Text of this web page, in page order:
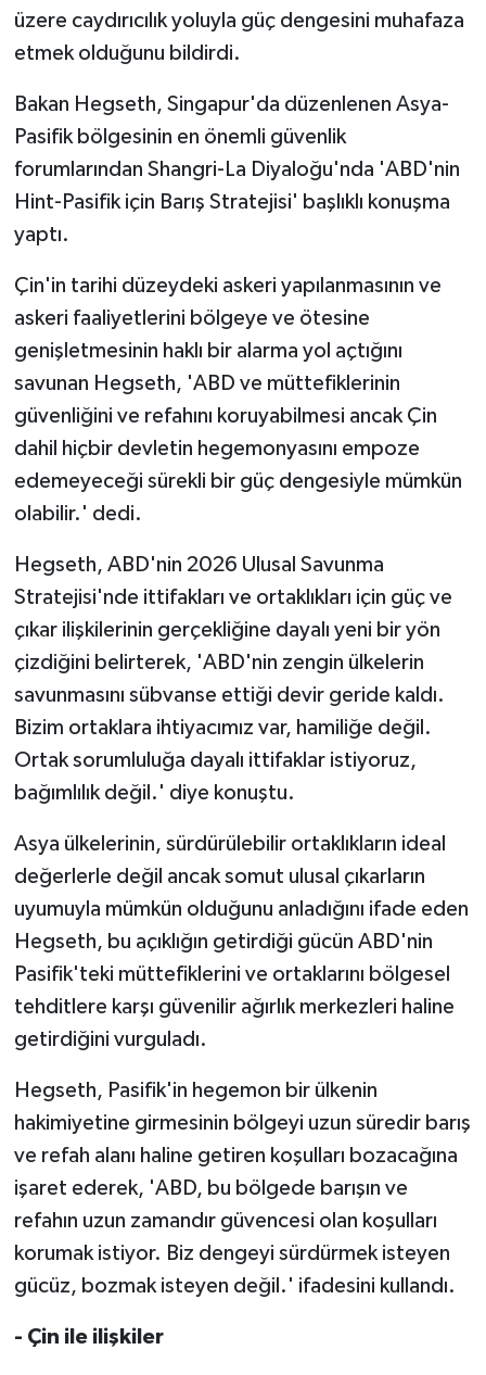
üzere caydırıcılık yoluyla güç dengesini muhafaza
etmek olduğunu bildirdi.
Bakan Hegseth, Singapur'da düzenlenen Asya-
Pasifik bölgesinin en önemli güvenlik
forumlarından Shangri-La Diyaloğu'nda 'ABD'nin
Hint-Pasifik için Barış Stratejisi' başlıklı konuşma
yaptı.
Çin'in tarihi düzeydeki askeri yapılanmasının ve
askeri faaliyetlerini bölgeye ve ötesine
genişletmesinin haklı bir alarma yol açtığını
savunan Hegseth, 'ABD ve müttefiklerinin
güvenliğini ve refahını koruyabilmesi ancak Çin
dahil hiçbir devletin hegemonyasını empoze
edemeyeceği sürekli bir güç dengesiyle mümkün
olabilir.' dedi.
Hegseth, ABD'nin 2026 Ulusal Savunma
Stratejisi'nde ittifakları ve ortaklıkları için güç ve
çıkar ilişkilerinin gerçekliğine dayalı yeni bir yön
çizdiğini belirterek, 'ABD'nin zengin ülkelerin
savunmasını sübvanse ettiği devir geride kaldı.
Bizim ortaklara ihtiyacımız var, hamiliğe değil.
Ortak sorumluluğa dayalı ittifaklar istiyoruz,
bağımlılık değil.' diye konuştu.
Asya ülkelerinin, sürdürülebilir ortaklıkların ideal
değerlerle değil ancak somut ulusal çıkarların
uyumuyla mümkün olduğunu anladığını ifade eden
Hegseth, bu açıklığın getirdiği gücün ABD'nin
Pasifik'teki müttefiklerini ve ortaklarını bölgesel
tehditlere karşı güvenilir ağırlık merkezleri haline
getirdiğini vurguladı.
Hegseth, Pasifik'in hegemon bir ülkenin
hakimiyetine girmesinin bölgeyi uzun süredir barış
ve refah alanı haline getiren koşulları bozacağına
işaret ederek, 'ABD, bu bölgede barışın ve
refahın uzun zamandır güvencesi olan koşulları
korumak istiyor. Biz dengeyi sürdürmek isteyen
gücüz, bozmak isteyen değil.' ifadesini kullandı.
- Çin ile ilişkiler
Nöbetçi Eczaneler
SAĞLIK
SPOR
TATLISU
TEKNOLOJİ
TİCARET
YAŞAM